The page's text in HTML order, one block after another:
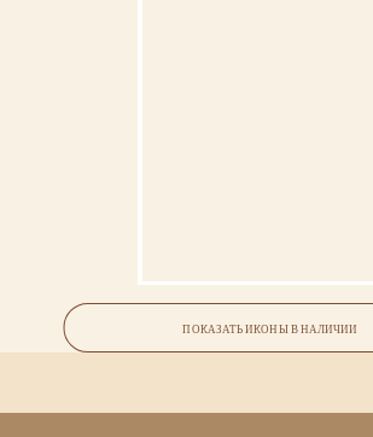
Ангел Хранитель
ПОКАЗАТЬ ИКОНЫ В НАЛИЧИИ